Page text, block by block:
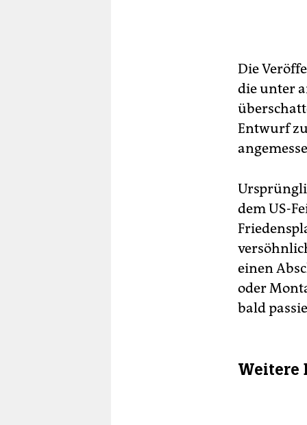
Die
die unter
Entwurf
dem US-
einen
oder
bald
Weitere